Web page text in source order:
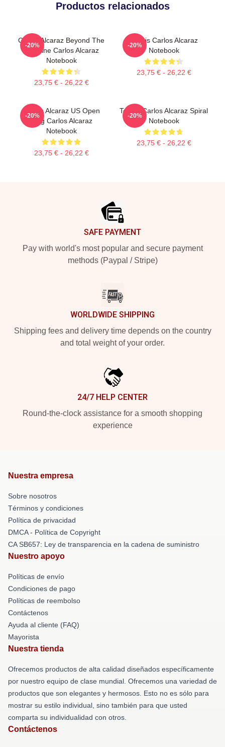
Productos relacionados
Carlos Alcaraz Beyond The
Baseline Carlos Alcaraz
Notebook
23,75 € - 26,22 €
-20%
Tennis Carlos Alcaraz
Notebook
23,75 € - 26,22 €
-20%
Carlos Alcaraz US Open
King Carlos Alcaraz
Notebook
23,75 € - 26,22 €
-20%
Tennis Carlos Alcaraz Spiral
Notebook
23,75 € - 26,22 €
-20%
SAFE PAYMENT
Pay with world's most popular and secure payment
methods (Paypal / Stripe)
WORLDWIDE SHIPPING
Shipping fees and delivery time depends on the country
and total weight of your order.
24/7 HELP CENTER
Round-the-clock assistance for a smooth shopping
experience
Nuestra empresa
Sobre nosotros
Términos y condiciones
Política de privacidad
DMCA - Política de Copyright
CA SB657: Ley de transparencia en la cadena de suministro
Nuestro apoyo
Políticas de envío
Condiciones de pago
Políticas de reembolso
Contáctenos
Ayuda al cliente (FAQ)
Mayorista
Nuestra tienda
Ofrecemos productos de alta calidad diseñados específicamente
por nuestro equipo de clase mundial. Ofrecemos una variedad de
productos que son elegantes y hermosos. Esto no es sólo para
mostrar su estilo individual, sino también para que usted
comparta su individualidad con otros.
Contáctenos